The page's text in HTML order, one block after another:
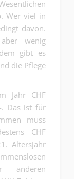
Wer viel in
davon.
wenig
gibt es
die Pflege
Jahr CHF
. Das ist für
muss
CHF
Altersjahr
anderen